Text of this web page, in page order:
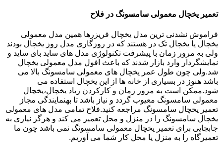
تعمیر یخچال معمولی سامسونگ در فلاح
فراموش نشدنی ترین مدل یخچال فریزرها همین مدل معمولی
یخچال یا یخچال تک در هستند که در روزگاری مدل روز یخچال بودند
ولی به مرور زمان با پیشرفت تکنولوژی مدل های ساید بای ساید و
نمایشگردار وارد بازار شدند که باعث افول مدل معمولی یخچال
شد.ولی چون طول عمر یخچال های معمولی سامسونگ بالا می
باشد هنوز در بسیاری از خانه ها از این یخچال استفاده می
شود.ممکن است به مرور زمان و کارکردن زیاد یخچال،یخچال
معمولی سامسونگ معیوب گردد و نیاز باشد تا بهنمایندگی مجاز
تعمیر یخچال سامسونگ مراجعه کنید.فلاح تمامی مدل های معمولی
یخچال سامسونگ را در منزل و محل تعمیر می کند و هرگز نیازی به
جابجایی برای تعمیر یخچال معمولی سامسونگ نمی باشد چون ما
تعمیرگاه را به منزل یا محل کار شما می آوریم.